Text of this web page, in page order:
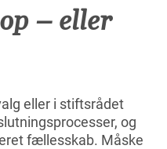
– eller
eller i stiftsrådet
og
fællesskab. Måske